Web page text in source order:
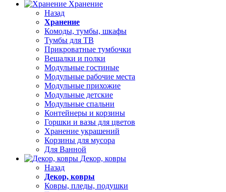
Хранение
Назад
Хранение
Комоды, тумбы, шкафы
Тумбы для ТВ
Прикроватные тумбочки
Вешалки и полки
Модульные гостиные
Модульные рабочие места
Модульные прихожие
Модульные детские
Модульные спальни
Контейнеры и корзины
Горшки и вазы для цветов
Хранение украшений
Корзины для мусора
Для Ванной
Декор, ковры
Назад
Декор, ковры
Ковры, пледы, подушки